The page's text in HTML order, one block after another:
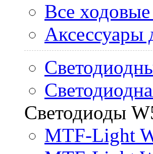
Все
Светодиоды
MTF-Light